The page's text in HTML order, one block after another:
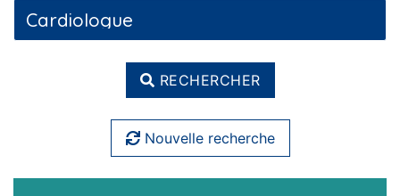
RECHERCHER
Nouvelle recherche